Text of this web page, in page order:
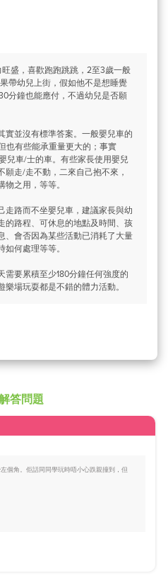
盛，喜歡跑跑跳跳，2至3歲一般
帶幼兒上街，假如他不是想睡覺
分鐘也能應付，不過幼兒是否願
實並沒有標準答案。一般嬰兒車的
也有些能承重量更大的；事實
兒車/士的車。有些家長使用嬰兒
走/走不動，二來自己抱不來，
之用，等等。
走路而不坐嬰兒車，建議家長與幼
的路程、可休息的地點及時間、孩
、會否因為某些活動已消耗了大量
何處理等等。
要累積至少180分鐘任何強度的
場玩耍都是不錯的體力活動。
答問題
個角。佢話同同學玩時唔小心跌親撞到，但